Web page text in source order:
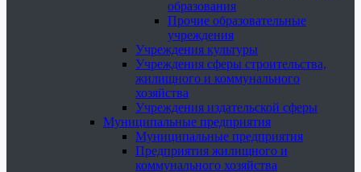
образования
Прочие образовательные
учреждения
Учреждения культуры
Учреждения сферы строительства,
жилищного и коммунального
хозяйства
Учреждения издательской сферы
Муниципальные предприятия
Муниципальные предприятия
Предприятия жилищного и
коммунального хозяйства